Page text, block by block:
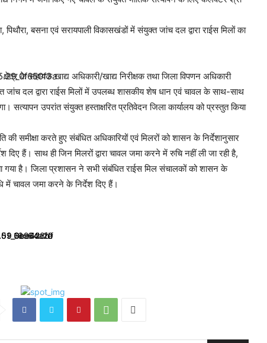
बसना एवं सरायपाली विकासखंडों में संयुक्त जांच दल द्वारा राईस मिलों का
के सहायक खाद्य अधिकारी/खाद्य निरीक्षक तथा जिला विपणन अधिकारी
जांच दल द्वारा राईस मिलों में उपलब्ध शासकीय शेष धान एवं चावल के साथ-साथ
सत्यापन उपरांत संयुक्त हस्ताक्षरित प्रतिवेदन जिला कार्यालय को प्रस्तुत किया
समीक्षा करते हुए संबंधित अधिकारियों एवं मिलरों को शासन के निर्देशानुसार
हैं। साथ ही जिन मिलरों द्वारा चावल जमा करने में रुचि नहीं ली जा रही है,
गया है। जिला प्रशासन ने सभी संबंधित राईस मिल संचालकों को शासन के
में चावल जमा करने के निर्देश दिए हैं।